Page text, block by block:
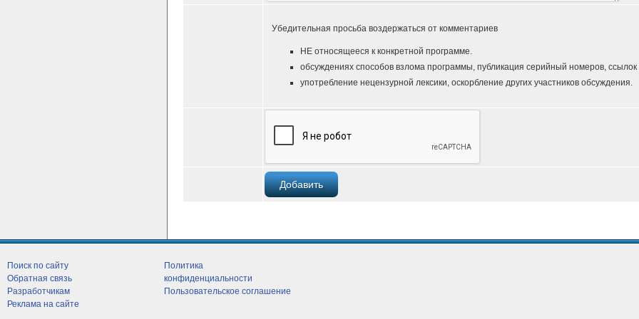
Убедительная просьба воздержаться от комментариев
НЕ относящееся к конкретной программе.
обсуждениях способов взлома программы, публикация серийный номеров, ссылок
употребление нецензурной лексики, оскорбление других участников обсуждения.
Поиск по сайту
Обратная связь
Разработчикам
Реклама на сайте
Политика
конфиденциальности
Пользовательское соглашение